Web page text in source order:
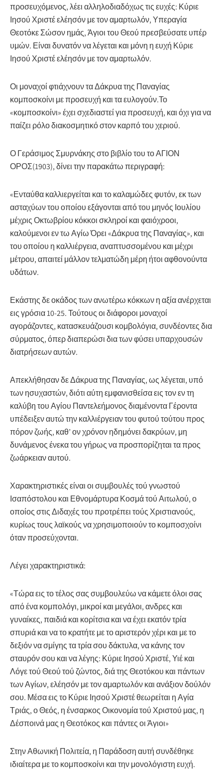
προσευχόμενος, λέει αλληλοδιαδόχως τις ευχές: Κύριε
Ιησού Χριστέ ελέησόν με τον αμαρτωλόν, Υπεραγία
Θεοτόκε Σώσον ημάς, Άγιοι του Θεού πρεσβεύσατε υπέρ
υμών. Είναι δυνατόν να λέγεται και μόνη η ευχή Κύριε
Ιησού Χριστέ ελέησόν με τον αμαρτωλόν.
Οι μοναχοί φτιάχνουν τα Δάκρυα της Παναγίας
κομποσκοίνι με προσευχή και τα ευλογούν.Το
«κομποσκοίνι» έχει σχεδιαστεί για προσευχή, και όχι για να
παίζει ρόλο διακοσμητικό στον καρπό του χεριού.
Ο Γεράσιμος Σμυρνάκης στο βιβλίο του το ΑΓΙΟΝ
ΟΡΟΣ(1903), δίνει την παρακάτω περιγραφή:
«Ενταύθα καλλιεργείται και το καλαμώδες φυτόν, εκ των
ασταχύων του οποίου εξάγονται από του μηνός Ιουλίου
μέχρις Οκτωβρίου κόκκοι σκληροί και φαιόχροοι,
καλούμενοι εν τω Αγίω Όρει «Δάκρυα της Παναγίας», και
του οποίου η καλλιέργεια, αναπτυσσομένου και μέχρι
μέτρου, απαιτεί μάλλον τελματώδη μέρη ήτοι αφθονούντα
υδάτων.
Εκάστης δε οκάδος των ανωτέρω κόκκων η αξία ανέρχεται
εις γρόσια 10-25. Τούτους οι διάφοροι μοναχοί
αγοράζοντες, κατασκευάζουσι κομβολόγια, συνδέοντες δια
σύρματος, όπερ διαπερώσι δια των φύσει υπαρχουσών
διατρήσεων αυτών.
Απεκλήθησαν δε Δάκρυα της Παναγίας, ως λέγεται, υπό
των ησυχαστών, διότι αύτη εμφανισθείσα εις τον εν τη
καλύβη του Αγίου Παντελεήμονος διαμένοντα Γέροντα
υπέδειξεν αυτώ την καλλιέργειαν του φυτού τούτου προς
πόρον ζωής, καθ’ ον χρόνον ηδημόνει δακρύων, μη
δυνάμενος ένεκα του γήρως να προσπορίζηται τα προς
ζωάρκειαν αυτού.
Χαρακτηριστικές είναι οι συμβουλές τού γνωστού
Ισαπόστολου και Εθνομάρτυρα Κοσμά τού Αιτωλού, ο
οποίος στις Διδαχές του προτρέπει τούς Χριστιανούς,
κυρίως τους λαϊκούς να χρησιμοποιούν το κομποσχοίνι
όταν προσεύχονται.
Λέγει χαρακτηριστικά:
«Τώρα εις το τέλος σας συμβουλεύω να κάμετε όλοι σας
από ένα κομπολόγι, μικροί και μεγάλοι, ανδρες και
γυναίκες, παιδιά και κορίτσια και να έχει εκατόν τρία
σπυριά και να το κρατήτε με το αριστερόν χέρι και με το
δεξιόν να σμίγης τα τρία σου δάκτυλα, να κάνης τον
σταυρόν σου και να λέγης: Κύριε Ιησού Χριστέ, Υιέ και
Λόγε τού Θεού τού ζώντος, διά της Θεοτόκου και πάντων
των Αγίων, ελέησόν με τον αμαρτωλόν και ανάξιον δούλόν
σου. Μέσα εις το Κύριε Ιησού Χριστέ θεωρείται η Αγία
Τριάς, ο Θεός, η ένσαρκος Οικονομία τού Χριστού μας, η
Δέσποινά μας η Θεοτόκος και πάντες οι Άγιοι»
Στην Αθωνική Πολιτεία, η Παράδοση αυτή συνδέθηκε
ιδιαίτερα με το κομποσκοίνι και την μονολόγιστη ευχή.